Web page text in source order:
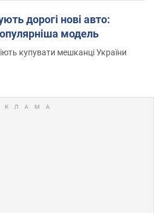
дорогі нові авто:
модель
купувати мешканці України